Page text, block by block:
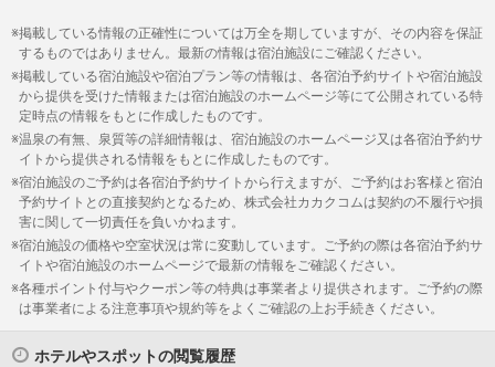
掲載している情報の正確性については万全を期していますが、その内容を保証
するものではありません。最新の情報は宿泊施設にご確認ください。
掲載している宿泊施設や宿泊プラン等の情報は、各宿泊予約サイトや宿泊施設
から提供を受けた情報または宿泊施設のホームページ等にて公開されている特
定時点の情報をもとに作成したものです。
温泉の有無、泉質等の詳細情報は、宿泊施設のホームページ又は各宿泊予約サ
イトから提供される情報をもとに作成したものです。
宿泊施設のご予約は各宿泊予約サイトから行えますが、ご予約はお客様と宿泊
予約サイトとの直接契約となるため、株式会社カカクコムは契約の不履行や損
害に関して一切責任を負いかねます。
宿泊施設の価格や空室状況は常に変動しています。ご予約の際は各宿泊予約サ
イトや宿泊施設のホームページで最新の情報をご確認ください。
各種ポイント付与やクーポン等の特典は事業者より提供されます。ご予約の際
は事業者による注意事項や規約等をよくご確認の上お手続きください。
ホテルやスポットの閲覧履歴